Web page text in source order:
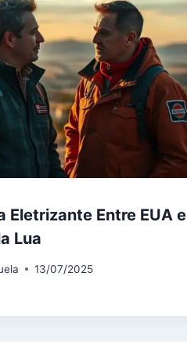
Eletrizante Entre EUA e
Lua
13/07/2025